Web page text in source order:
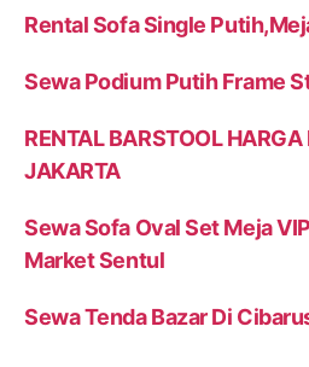
Rental Sofa Single
Sewa Podium Putih Frame
RENTAL BARSTOOL HARGA
JAKARTA
Sewa Sofa Oval Set Meja
Market Sentul
Sewa Tenda Bazar Di